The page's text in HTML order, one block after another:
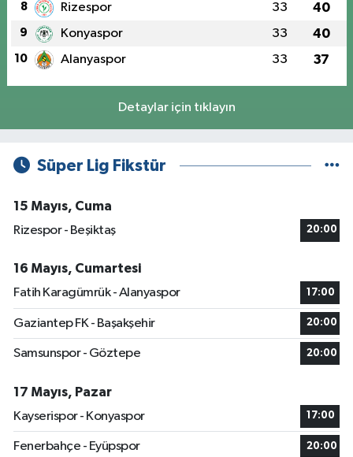
8 Rizespor 33 40
9 Konyaspor 33 40
10 Alanyaspor 33 37
Detaylar için tıklayın
Süper Lig Fikstür
15 Mayıs, Cuma
Rizespor - Beşiktaş
20:00
16 Mayıs, Cumartesi
Fatih Karagümrük - Alanyaspor
17:00
Gaziantep FK - Başakşehir 20:00
Samsunspor - Göztepe 20:00
17 Mayıs, Pazar
Kayserispor - Konyaspor
17:00
Fenerbahçe - Eyüpspor 20:00